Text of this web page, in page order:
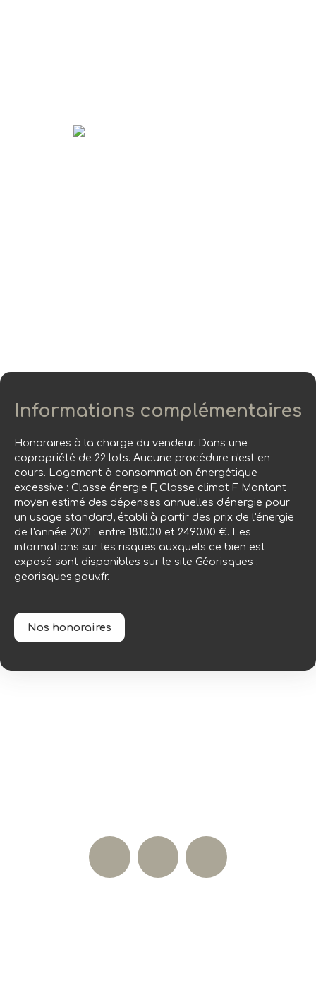
Informations complémentaires
Honoraires à la charge du vendeur. Dans une
copropriété de 22 lots. Aucune procédure n'est en
cours. Logement à consommation énergétique
excessive : Classe énergie F, Classe climat F Montant
moyen estimé des dépenses annuelles d'énergie pour
un usage standard, établi à partir des prix de l'énergie
de l'année 2021 : entre 1810.00 et 2490.00 €. Les
informations sur les risques auxquels ce bien est
exposé sont disponibles sur le site Géorisques :
georisques.gouv.fr.
Nos honoraires